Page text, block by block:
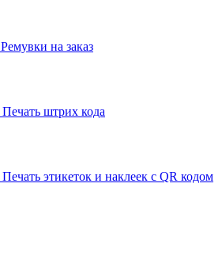
Ремувки на заказ
Печать штрих кода
Печать этикеток и наклеек с QR кодом